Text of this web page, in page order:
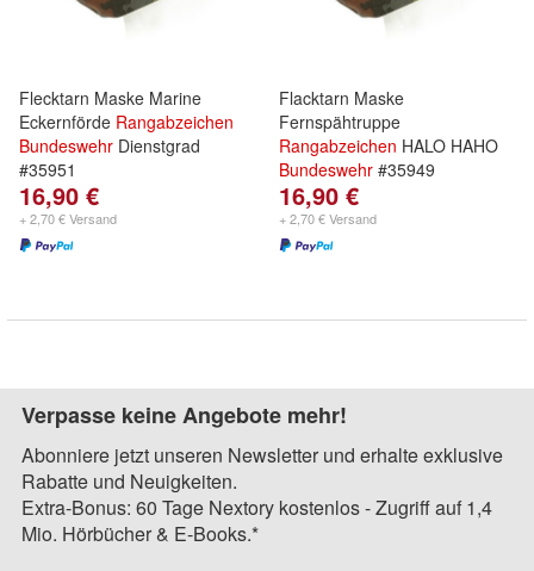
Flecktarn Maske Marine
Eckernförde Rangabzeichen
Bundeswehr Dienstgrad
#35951
16,90 €
+ 2,70 € Versand
Flacktarn Maske
Fernspähtruppe
Rangabzeichen HALO HAHO
Bundeswehr #35949
16,90 €
+ 2,70 € Versand
Verpasse keine Angebote mehr!
Abonniere jetzt unseren Newsletter und erhalte exklusive
Rabatte und Neuigkeiten.
Extra-Bonus: 60 Tage Nextory kostenlos - Zugriff auf 1,4
Mio. Hörbücher & E-Books.*